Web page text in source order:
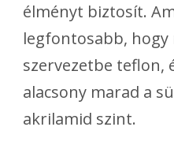
élményt biztosít.
legfontosabb, hogy
szervezetbe teflon,
alacsony marad a
akrilamid szint.